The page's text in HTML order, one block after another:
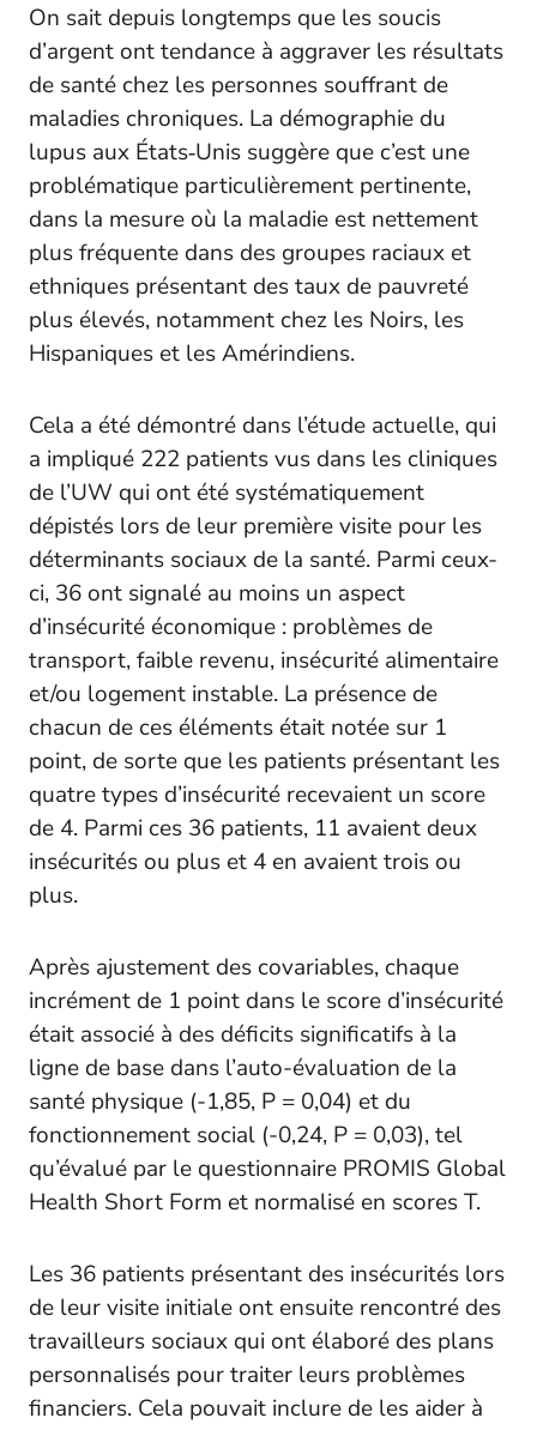
On sait depuis longtemps que les soucis
d’argent ont tendance à aggraver les résultats
de santé chez les personnes souffrant de
maladies chroniques. La démographie du
lupus aux États‑Unis suggère que c’est une
problématique particulièrement pertinente,
dans la mesure où la maladie est nettement
plus fréquente dans des groupes raciaux et
ethniques présentant des taux de pauvreté
plus élevés, notamment chez les Noirs, les
Hispaniques et les Amérindiens.
Cela a été démontré dans l’étude actuelle, qui
a impliqué 222 patients vus dans les cliniques
de l’UW qui ont été systématiquement
dépistés lors de leur première visite pour les
déterminants sociaux de la santé. Parmi ceux-
ci, 36 ont signalé au moins un aspect
d’insécurité économique : problèmes de
transport, faible revenu, insécurité alimentaire
et/ou logement instable. La présence de
chacun de ces éléments était notée sur 1
point, de sorte que les patients présentant les
quatre types d’insécurité recevaient un score
de 4. Parmi ces 36 patients, 11 avaient deux
insécurités ou plus et 4 en avaient trois ou
plus.
Après ajustement des covariables, chaque
incrément de 1 point dans le score d’insécurité
était associé à des déficits significatifs à la
ligne de base dans l’auto-évaluation de la
santé physique (-1,85, P = 0,04) et du
fonctionnement social (-0,24, P = 0,03), tel
qu’évalué par le questionnaire PROMIS Global
Health Short Form et normalisé en scores T.
Les 36 patients présentant des insécurités lors
de leur visite initiale ont ensuite rencontré des
travailleurs sociaux qui ont élaboré des plans
personnalisés pour traiter leurs problèmes
financiers. Cela pouvait inclure de les aider à